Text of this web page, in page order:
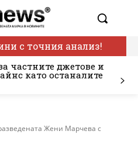
с точния анализ!
частните джетове и
като останалите
Жени Марчева с